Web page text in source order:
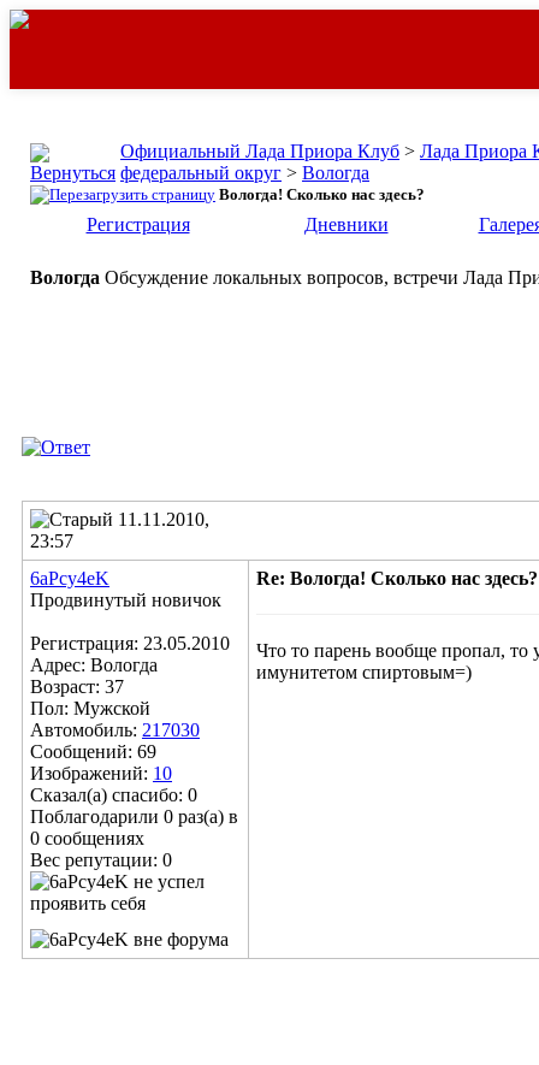
Официальный Лада Приора Клуб > Лада Приора
федеральный округ > Вологда
Вологда! Сколько нас здесь?
Регистрация Дневники
Вологда Обсуждение локальных вопросов, встречи Лада
11.11.2010,
23:57
6aPcy4eK
Продвинутый новичок
Регистрация: 23.05.2010
Адрес: Вологда
Возраст: 37
Пол: Мужской
Автомобиль: 217030
Сообщений: 69
Изображений: 10
Сказал(а) спасибо: 0
Поблагодарили 0 раз(а) в
0 сообщениях
Вес репутации: 0
Re: Вологда! Сколько нас здесь?
Что то парень вообще пропал, то
имунитетом спиртовым=)